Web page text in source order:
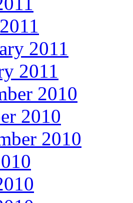
2011
2011
2010
2010
2010